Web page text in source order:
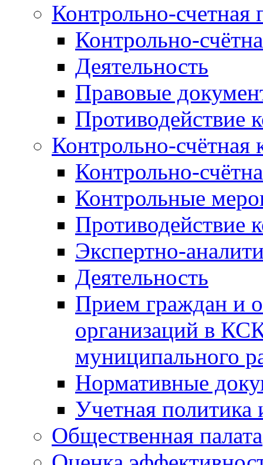
Контрольно-счетная
Контрольно-
Деятельность
Правовые
Противодействие
Контрольно-счётная
Контрольно-
Контрольные
Противодействие
Экспертно-
Деятельность
Прием граждан и
организаций в
муниципального
Нормативные
Учетная политика
Общественная палата